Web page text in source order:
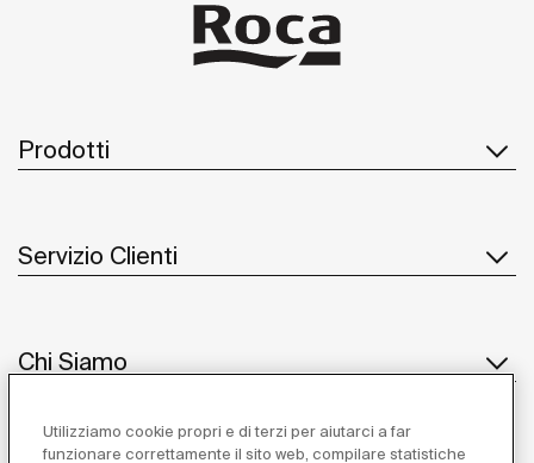
Prodotti
Servizio Clienti
Chi Siamo
Utilizziamo cookie propri e di terzi per aiutarci a far
funzionare correttamente il sito web, compilare statistiche